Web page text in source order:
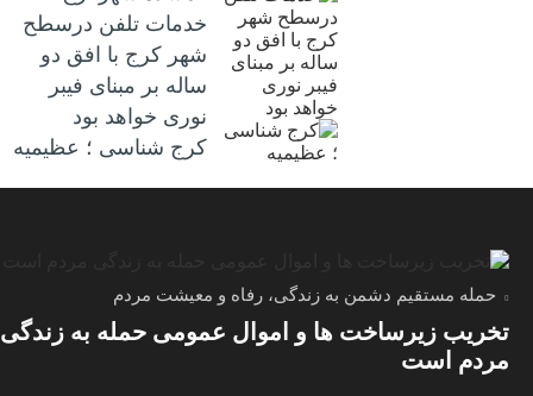
خدمات تلفن درسطح
شهر کرج با افق دو
ساله بر مبنای فیبر
نوری خواهد بود
کرج شناسی ؛ عظیمیه
حمله مستقیم دشمن به زندگی، رفاه و معیشت مردم
تخریب زیرساخت ها و اموال عمومی حمله به زندگی
مردم است